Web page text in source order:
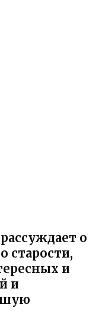
о
старости,
и
и